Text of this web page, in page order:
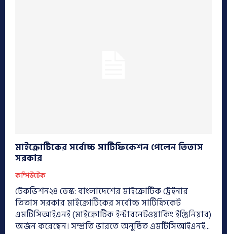
মাইক্রোটিকের সর্বোচ্চ সার্টিফিকেশন পেলেন তিতাস
সরকার
কম্পিউটেক
টেকভিশন২৪ ডেস্ক: বাংলাদেশের মাইক্রোটিক ট্রেইনার
তিতাস সরকার মাইক্রোটিকের সর্বোচ্চ সার্টিফিকেট
এমটিসিআইএনই (মাইক্রোটিক ইন্টারনেটওয়ার্কিং ইঞ্জিনিয়ার)
অর্জন করেছেন। সম্প্রতি ভারতে অনুষ্ঠিত এমটিসিআইএনই...